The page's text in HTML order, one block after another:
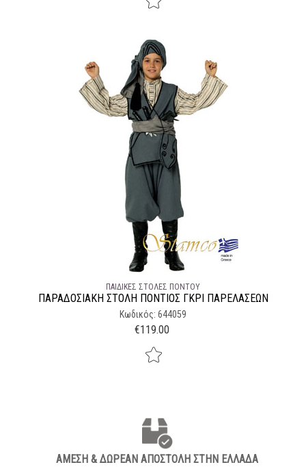
ΠΑΙΔΙΚΈΣ ΣΤΟΛΈΣ ΠΌΝΤΟΥ
ΠΑΡΑΔΟΣΙΑΚΉ ΣΤΟΛΉ ΠΟΝΤΙΟΣ ΓΚΡΙ ΠΑΡΕΛΑΣΕΩΝ
Κωδικός: 644059
€119.00
ΑΜΕΣΗ & ΔΩΡΕΑΝ ΑΠΟΣΤΟΛΗ ΣΤΗΝ ΕΛΛΑΔΑ